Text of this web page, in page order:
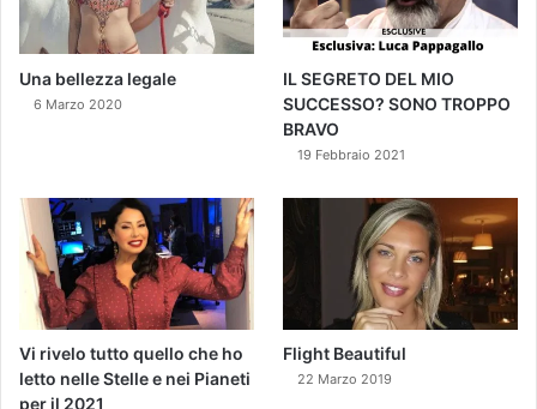
Una bellezza legale
6 Marzo 2020
IL SEGRETO DEL MIO
SUCCESSO? SONO TROPPO
BRAVO
19 Febbraio 2021
Vi rivelo tutto quello che ho
letto nelle Stelle e nei Pianeti
per il 2021
Flight Beautiful
22 Marzo 2019